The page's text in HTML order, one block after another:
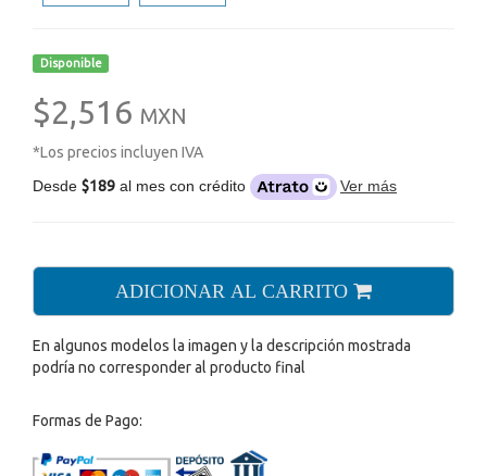
Disponible
$2,516 MXN
*Los precios incluyen IVA
Desde $189 al mes con crédito Ver más
ADICIONAR AL CARRITO
En algunos modelos la imagen y la descripción mostrada
podría no corresponder al producto final
Formas de Pago: